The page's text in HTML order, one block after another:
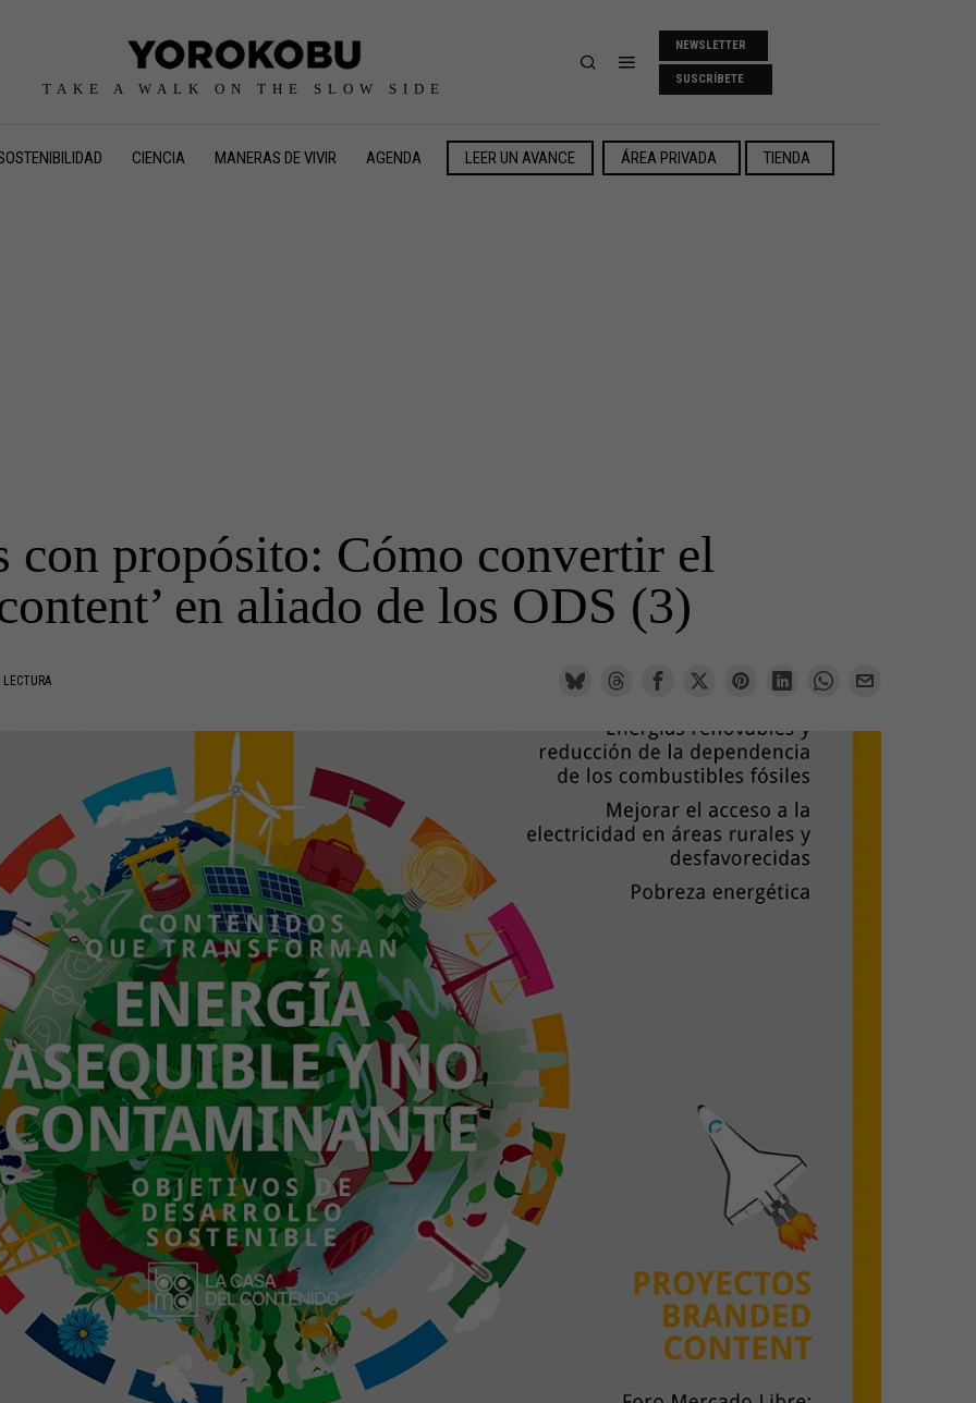
TAKE A WALK ON THE SLOW SIDE
NEWSLETTER
SUSCRÍBETE
CIENCIA MANERAS DE VIVIR AGENDA LEER UN AVANCE ÁREA PRIVADA TIENDA
con propósito: Cómo convertir el
en aliado de los ODS (3)